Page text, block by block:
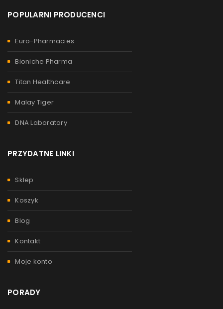
POPULARNI PRODUCENCI
Euro-Pharmacies
Bioniche Pharma
Titan Healthcare
Malay Tiger
DNA Laboratory
PRZYDATNE LINKI
Sklep
Koszyk
Blog
Kontakt
Moje konto
PORADY